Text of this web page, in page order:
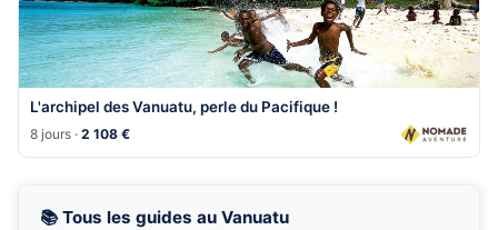
L'archipel des Vanuatu, perle du Pacifique !
8 jours ·2 108 €
📚 Tous les guides au Vanuatu